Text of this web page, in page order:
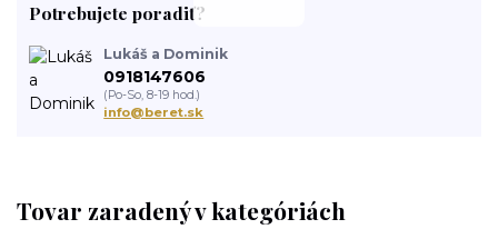
Tovar zaradený v kategóriách
Potrebujete poradiť?
Lukáš a Dominik
0918147606
(Po-So, 8-19 hod.)
info@beret.sk